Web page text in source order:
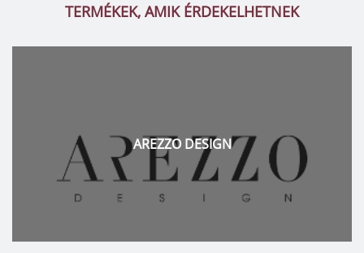
TERMÉKEK, AMIK ÉRDEKELHETNEK
RONDINE GROUP – PALATINUS FÜRDŐSZOBA